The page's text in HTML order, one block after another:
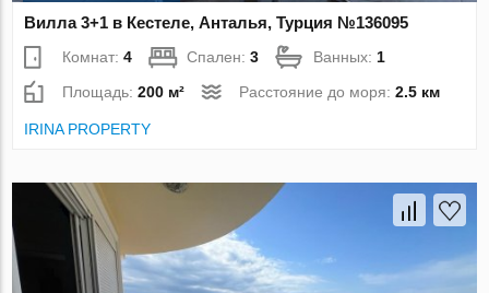
Вилла 3+1 в Кестеле, Анталья, Турция №136095
Комнат:4 Спален:3 Ванных: 1
Площадь:200 м² Расстояние до моря:2.5 км
IRINA PROPERTY